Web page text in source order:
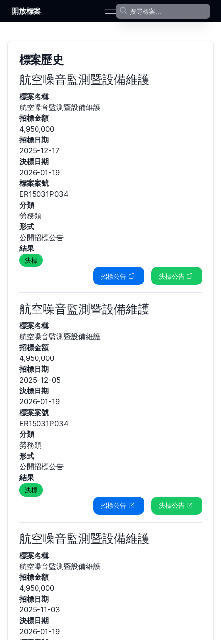
開放標案 open navigation menu
標案歷史
航空噪音監測暨設備維護
標案名稱
航空噪音監測暨設備維護
招標金額
4,950,000
招標日期
2025-12-17
決標日期
2026-01-19
標案案號
ER15031P034
分類
勞務類
形式
公開招標公告
結果
決標
招標公告
決標公告
航空噪音監測暨設備維護
標案名稱
航空噪音監測暨設備維護
招標金額
4,950,000
招標日期
2025-12-05
決標日期
2026-01-19
標案案號
ER15031P034
分類
勞務類
形式
公開招標公告
結果
決標
招標公告
決標公告
航空噪音監測暨設備維護
標案名稱
航空噪音監測暨設備維護
招標金額
4,950,000
招標日期
2025-11-03
決標日期
2026-01-19